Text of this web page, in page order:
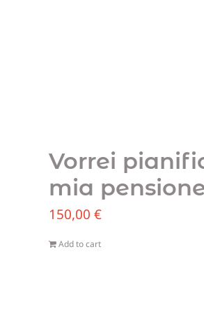
Vorrei
mia
150,00€
Add to cart